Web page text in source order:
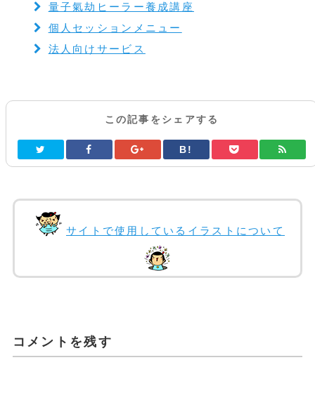
量子氣劫ヒーラー養成講座
個人セッションメニュー
法人向けサービス
この記事をシェアする
B!
サイトで使用しているイラストについて
コメントを残す